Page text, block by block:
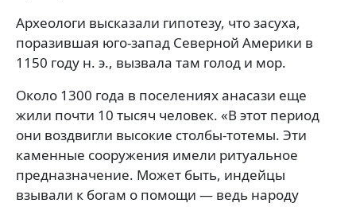
Археологи высказали гипотезу, что засуха,
поразившая юго-запад Северной Америки в
1150 году н. э., вызвала там голод и мор.
Около 1300 года в поселениях анасази еще
жили почти 10 тысяч человек. «В этот период
они воздвигли высокие столбы-тотемы. Эти
каменные сооружения имели ритуальное
предназначение. Может быть, индейцы
взывали к богам о помощи — ведь народу